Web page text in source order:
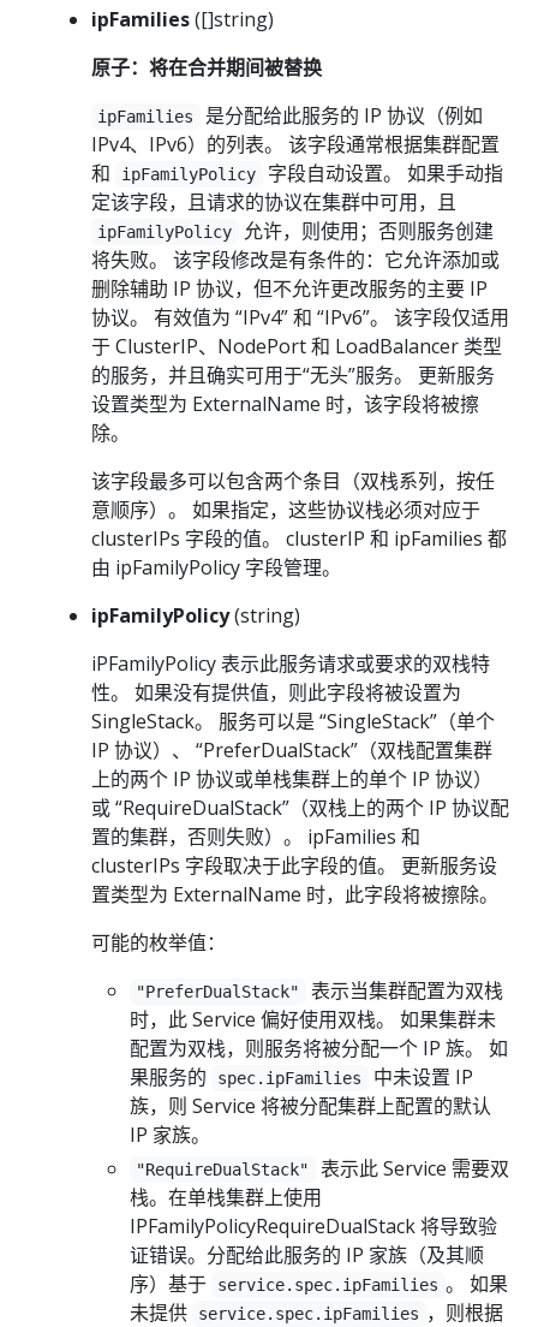
ipFamilies([]string)
原子：将在合并期间被替换
ipFamilies
是分配给此服务的 IP 协议（例如
IPv4、IPv6）的列表。 该字段通常根据集群配置
和
ipFamilyPolicy
字段自动设置。 如果手动指
定该字段，且请求的协议在集群中可用，且
ipFamilyPolicy
允许，则使用；否则服务创建
将失败。 该字段修改是有条件的：它允许添加或
删除辅助 IP 协议，但不允许更改服务的主要 IP
协议。 有效值为 “IPv4” 和 “IPv6”。 该字段仅适用
于 ClusterIP、NodePort 和 LoadBalancer 类型
的服务，并且确实可用于“无头”服务。 更新服务
设置类型为 ExternalName 时，该字段将被擦
除。
该字段最多可以包含两个条目（双栈系列，按任
意顺序）。 如果指定，这些协议栈必须对应于
clusterIPs 字段的值。 clusterIP 和 ipFamilies 都
由 ipFamilyPolicy 字段管理。
ipFamilyPolicy(string)
iPFamilyPolicy 表示此服务请求或要求的双栈特
性。 如果没有提供值，则此字段将被设置为
SingleStack。 服务可以是 “SingleStack”（单个
IP 协议）、 “PreferDualStack”（双栈配置集群
上的两个 IP 协议或单栈集群上的单个 IP 协议）
或 “RequireDualStack”（双栈上的两个 IP 协议配
置的集群，否则失败）。 ipFamilies 和
clusterIPs 字段取决于此字段的值。 更新服务设
置类型为 ExternalName 时，此字段将被擦除。
可能的枚举值：
"PreferDualStack"
表示当集群配置为双栈
时，此 Service 偏好使用双栈。 如果集群未
配置为双栈，则服务将被分配一个 IP 族。 如
果服务的
spec.ipFamilies
中未设置 IP
族，则 Service 将被分配集群上配置的默认
IP 家族。
"RequireDualStack"
表示此 Service 需要双
栈。在单栈集群上使用
IPFamilyPolicyRequireDualStack 将导致验
证错误。分配给此服务的 IP 家族（及其顺
序）基于
service.spec.ipFamilies 。 如果
未提供
service.spec.ipFamilies ，则根据